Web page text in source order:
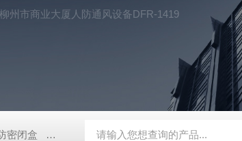
柳州市商业大厦人防通风设备DFR-1419
密闭盒 一氧化碳监控系统 人防通讯设备系统